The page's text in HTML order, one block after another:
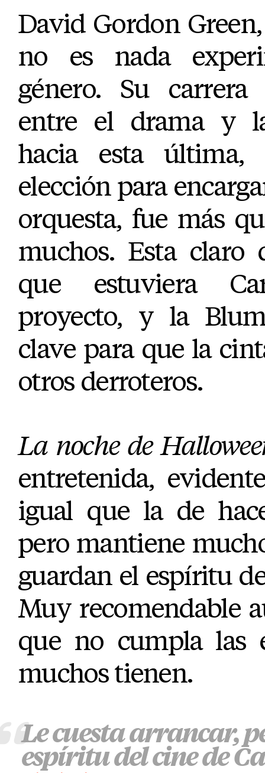
David Gordon
no es nada
género. Su carrera
entre el drama y
hacia esta
elección para
orquesta, fue más
muchos. Esta claro
que estuviera
proyecto, y la
clave para que la
otros derroteros.
La noche de
entretenida,
igual que la de
pero mantiene
guardan el espíritu
Muy recomendable
que no cumpla las
muchos tienen.
Le cuesta arrancar,
espíritu del cine de